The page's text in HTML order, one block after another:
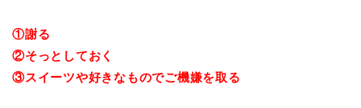
①謝る
②そっとしておく
③スイーツや好きなものでご機嫌を取る